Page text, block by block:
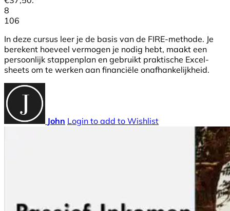
8
106
In deze cursus leer je de basis van de FIRE-methode. Je
berekent hoeveel vermogen je nodig hebt, maakt een
persoonlijk stappenplan en gebruikt praktische Excel-
sheets om te werken aan financiële onafhankelijkheid.
John Login to add to Wishlist